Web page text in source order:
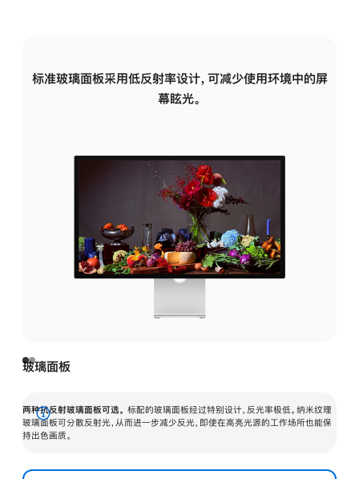
标准玻璃面板采用低反射率设计，可减少使用环境中的屏
幕眩光。
玻璃面板
两种抗反射玻璃面板可选。 标配的玻璃面板经过特别设计，反光率极低。纳米纹理
玻璃面板可分散反射光，从而进一步减少反光，即使在高亮光源的工作场所也能保
持出色画质。
展
开